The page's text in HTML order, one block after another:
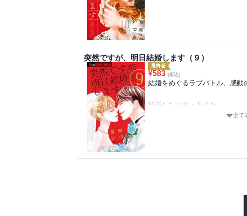
落ち込むあすかに、さらにショ
“ナナリューのアメリカ滞在が延
い！？
突然ですが、明日結婚します（９）
最終巻
¥583 (税込)
結婚をめぐるラブバトル、感動
結婚したい女・あすか。
結婚したくない男・竜（りゅう
そこで目にしたのは、全力で
たいことをやってほしい、彼
よりも大切に想っているから
全て